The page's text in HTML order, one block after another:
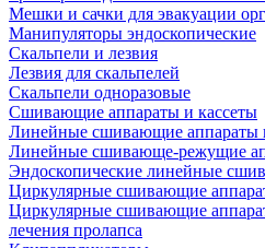
Мешки и сачки для эвакуации
Манипуляторы эндоскопические
Скальпели и лезвия
Лезвия для скальпелей
Скальпели одноразовые
Сшивающие аппараты и кассеты
Линейные сшивающие аппараты
Линейные сшивающе-режущие
Эндоскопические линейные
Циркулярные сшивающие
Циркулярные сшивающие
лечения пролапса